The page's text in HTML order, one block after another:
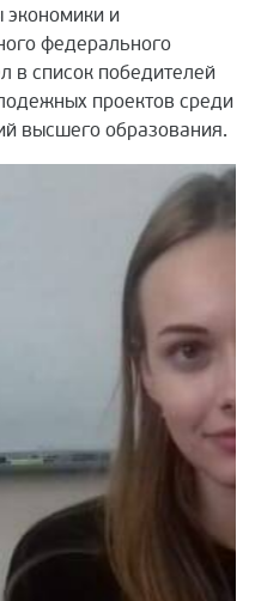
экономики и
федерального
в список победителей
проектов среди
высшего образования.